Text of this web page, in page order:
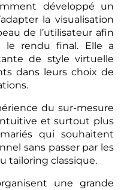
développé un
la visualisation
de l’utilisateur afin
le rendu final. Elle a
de style virtuelle
dans leurs choix de
du sur-mesure
et surtout plus
qui souhaitent
sans passer par les
tailoring classique.
une grande